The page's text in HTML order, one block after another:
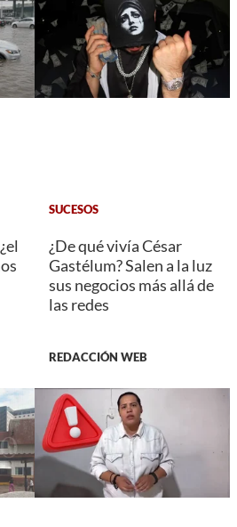
SUCESOS
¿De qué vivía César
Gastélum? Salen a la luz
sus negocios más allá de
las redes
REDACCIÓN WEB